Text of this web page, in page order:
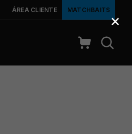
ÁREA CLIENTE MATCHBAITS
×